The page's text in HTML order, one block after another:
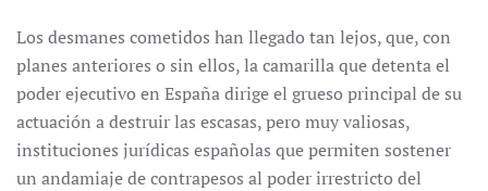
Los desmanes cometidos han llegado tan lejos, que, con
planes anteriores o sin ellos, la camarilla que detenta el
poder ejecutivo en España dirige el grueso principal de su
actuación a destruir las escasas, pero muy valiosas,
instituciones jurídicas españolas que permiten sostener
un andamiaje de contrapesos al poder irrestricto del